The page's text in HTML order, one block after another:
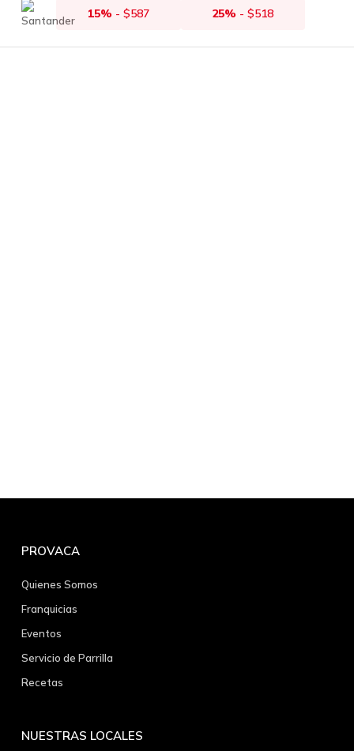
15% - $587 25% -$518
PROVACA
Quienes Somos
Franquicias
Eventos
Servicio de Parrilla
Recetas
NUESTRAS LOCALES